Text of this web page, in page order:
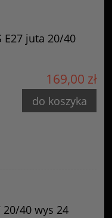
E27 juta 20/40
169,00 zł
do koszyka
40 wys 24